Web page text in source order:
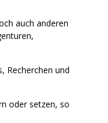
auch anderen
Recherchen und
oder setzen, so